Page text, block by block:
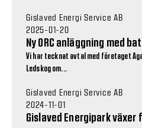
Gislaved Energi Service AB
2025-01-20
Ny ORC anläggning med
Vi har tecknat avtal med företaget
Ledskog om...
Gislaved Energi Service AB
2024-11-01
Gislaved Energipark växer